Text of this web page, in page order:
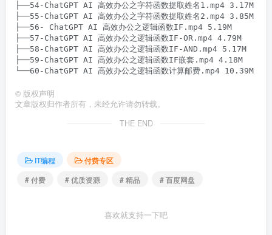
├──54-ChatGPT AI 高效办公之字符函数提取姓名1.mp4 3.17M
├──55-ChatGPT AI 高效办公之字符函数提取姓名2.mp4 3.85M
├──56- ChatGPT AI 高效办公之逻辑函数IF.mp4 5.19M
├──57-ChatGPT AI 高效办公之逻辑函数IF-OR.mp4 4.79M
├──58-ChatGPT AI 高效办公之逻辑函数IF-AND.mp4 5.17M
├──59-ChatGPT AI 高效办公之逻辑函数IF嵌套.mp4 4.18M
© 版权声明
文章版权归作者所有，未经允许请勿转载。
THE END
IT编程
付费专区
# 付费
# 优质资源 # 精品 # 百度网盘
喜欢就支持一下吧